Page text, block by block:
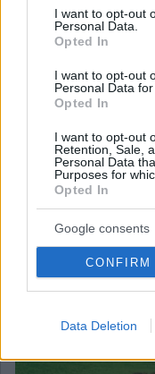
consent section.
I want to opt-out
Personal Data.
Opted In
I want to opt-out
Personal Data
Opted In
I want to opt-out
Retention, Sale,
Personal Data
Purposes for
Opted In
Google consents
CONFIRM
Data Deletion
July 31, 2026
Investitionsprogramme
erneuerbarer Energien